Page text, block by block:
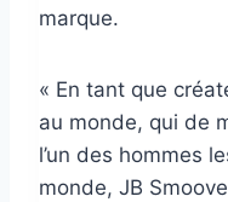
marque.
« En tant que
au monde, qui de
l’un des hommes
monde, JB